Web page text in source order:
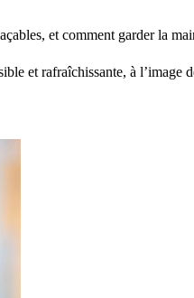
et comment garder la
et rafraîchissante, à l’image